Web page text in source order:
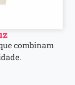
combinam